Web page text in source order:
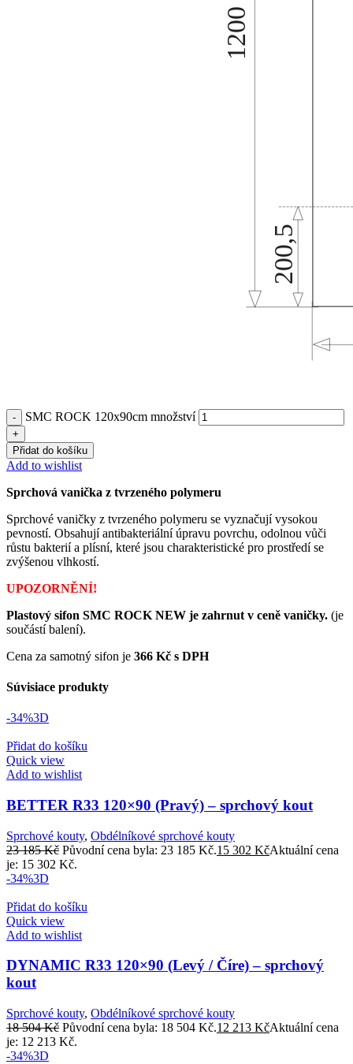
SMC ROCK 120x90cm množství
Přidat do košíku
Add to wishlist
Sprchová vanička z tvrzeného polymeru
Sprchové vaničky z tvrzeného polymeru se vyznačují vysokou
pevností. Obsahují antibakteriální úpravu povrchu, odolnou vůči
růstu bakterií a plísní, které jsou charakteristické pro prostředí se
zvýšenou vlhkostí.
UPOZORNĚNÍ!
Plastový sifon SMC ROCK NEW je zahrnut v ceně vaničky. (je
součástí balení).
Cena za samotný sifon je 366 Kč s DPH
Súvisiace produkty
-34%3D
Přidat do košíku
Quick view
Add to wishlist
BETTER R33 120×90 (Pravý) – sprchový kout
Sprchové kouty, Obdélníkové sprchové kouty
23 185Kč Původní cena byla: 23 185 Kč.15 302 KčAktuální cena
je: 15 302 Kč.
-34%3D
Přidat do košíku
Quick view
Add to wishlist
DYNAMIC R33 120×90 (Levý / Číre) – sprchový
kout
Sprchové kouty, Obdélníkové sprchové kouty
18 504Kč Původní cena byla: 18 504 Kč.12 213 KčAktuální cena
je: 12 213 Kč.
-34%3D